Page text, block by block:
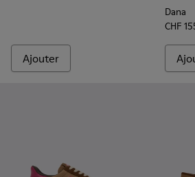
Ajouter
Dana
CHF